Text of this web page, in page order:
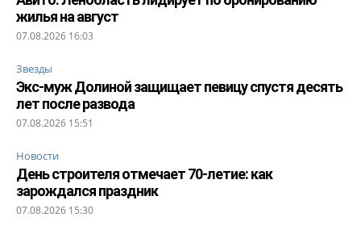
жилья на август
07.08.2026 16:03
Звезды
Экс-муж Долиной защищает певицу спустя десять
лет после развода
07.08.2026 15:51
Новости
День строителя отмечает 70-летие: как
зарождался праздник
07.08.2026 15:30